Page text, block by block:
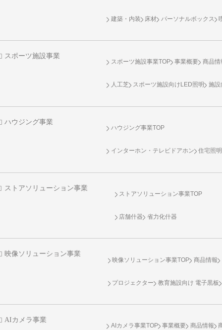
建築・内装 床材 パーソナルボックス
スポーツ施設事業
スポーツ施設事業TOP 事業概要 商品情
人工芝 スポーツ施設向け LED照明 施設
ハウジング事業
ハウジング事業TOP
インターホン・テレビドアホン 住宅照明
ストアソリューション事業
ストアソリューション事業TOP
店舗什器 省力化什器
映像ソリューション事業
映像ソリューション事業TOP 商品情報
プロジェクター 教育施設向け 電子黒板
AIカメラ事業
AIカメラ事業TOP 事業概要 商品情報